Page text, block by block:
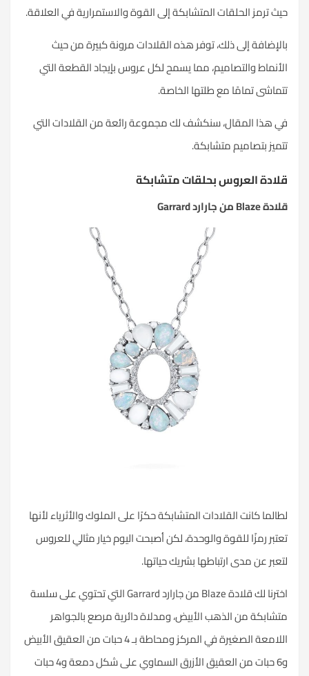
حيث ترمز الحلقات المتشابكة إلى القوة والاستمرارية في العلاقة.
بالإضافة إلى ذلك، توفر هذه القلادات مرونة كبيرة من حيث
الأنماط والتصاميم، مما يسمح لكل عروس بإيجاد القطعة التي
تتماشى تمامًا مع طلتها الخاصة.
في هذا المقال، سنكشف لك مجموعة رائعة من القلادات التي
تتميز بتصاميم متشابكة.
قلادة العروس بحلقات متشابكة
قلادة Blaze من جارارد Garrard
لطالما كانت القلادات المتشابكة حكرًا على الملوك والأثرياء لأنها
تعتبر رمزًا للقوة والوحدة، لكن أصبحت اليوم خيار مثالي للعروس
لتعبر عن مدى ارتباطها بشريك حياتها.
اخترنا لك قلادة Blaze من جارارد Garrard التي تحتوي على سلسة
متشابكة منالذهب الأبيض، ومدلاة دائرية مرصع بالجواهر
اللامعة الصغيرة في المركز ومحاطة بـ 4 حبات من العقيق الأبيض
و6 حبات من العقيق الأزرق السماوي على شكل دمعة و4 حبات